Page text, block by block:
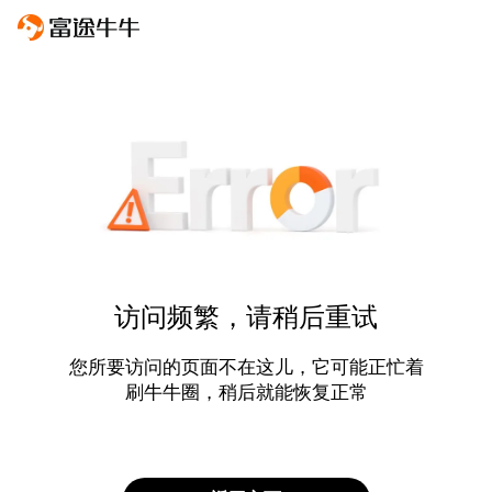
访问频繁，请稍后重试
您所要访问的页面不在这儿，它可能正忙着
刷牛牛圈，稍后就能恢复正常